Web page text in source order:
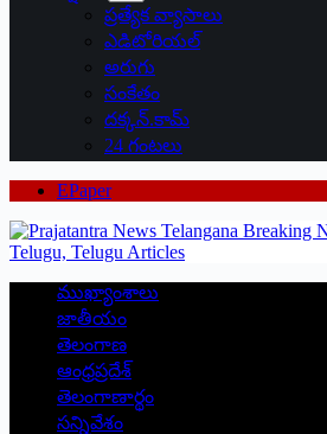
ప్రత్యేక వ్యాసాలు
ఎడిటోరియల్
అరుగు
సంకేతం
దక్కన్.కామ్
24 గంటలు
EPaper
ముఖ్యాంశాలు
జాతీయం
తెలంగాణ
ఆంధ్రప్రదేశ్
తెలంగాణార్థం
సన్నివేశం